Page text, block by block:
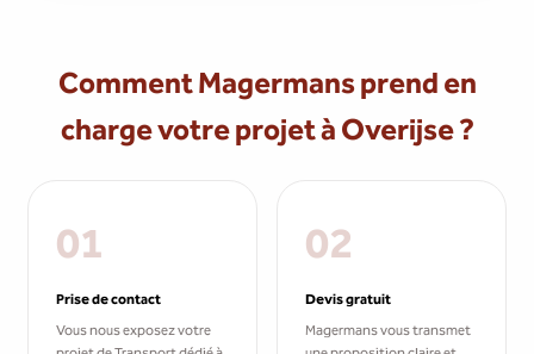
Comment Magermans prend en
charge votre projet à Overijse ?
01
Prise de contact
Vous nous exposez votre
02
Devis gratuit
Magermans vous transmet